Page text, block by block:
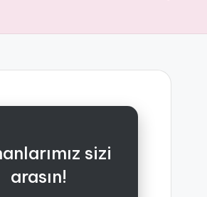
sizi
arasın!